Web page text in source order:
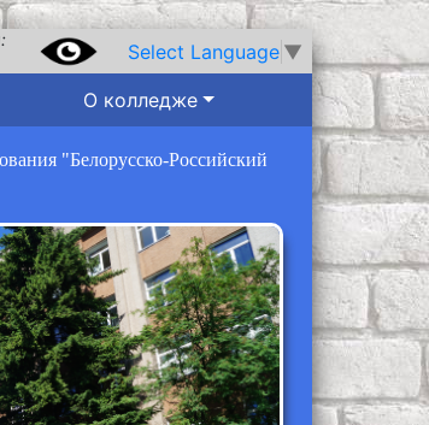
Select Language ▼
О колледже
"Белорусско-Российский